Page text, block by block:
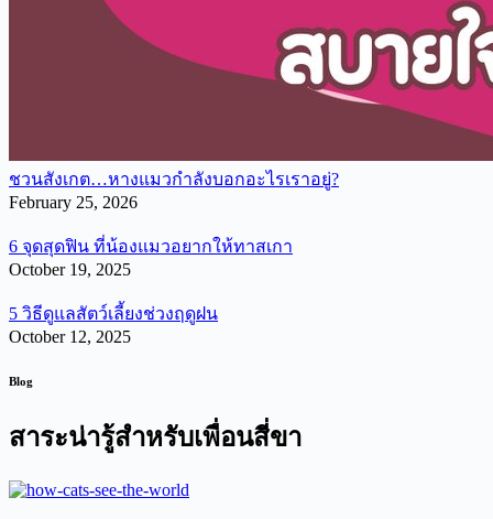
ชวนสังเกต…หางแมวกำลังบอกอะไรเราอยู่?
February 25, 2026
6 จุดสุดฟิน ที่น้องแมวอยากให้ทาสเกา
October 19, 2025
5 วิธีดูแลสัตว์เลี้ยงช่วงฤดูฝน
October 12, 2025
Blog
สาระน่ารู้สำหรับเพื่อนสี่ขา